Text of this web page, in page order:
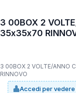
3 00BOX 2
35x35x70
3 00BOX 2 VOLTE/ANNO
RINNOVO
Accedi per